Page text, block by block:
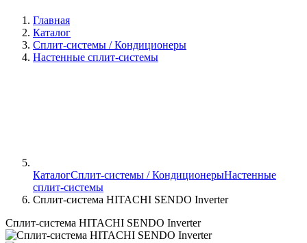
Главная
Каталог
Сплит-системы / Кондиционеры
Настенные сплит-системы
КаталогСплит-системы / КондиционерыНастенные
сплит-системы
Сплит-система HITACHI SENDO Inverter
Сплит-система HITACHI SENDO Inverter